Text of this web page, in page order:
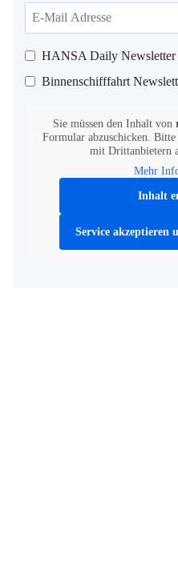
HANSA Daily Newsletter
Binnenschifffahrt
Sie müssen den Inhalt von
Formular abzuschicken. Bitte
mit Drittanbietern
Mehr
Inhalt
Service akzeptieren